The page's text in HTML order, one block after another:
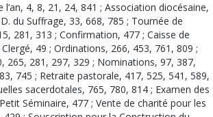
4, 8, 21, 24, 841 ; Association diocé­saine,
du Suffrage, 33, 668, 785 ; Tour­née de
281, 313 ; Confirmation, 477 ; Caisse de
49 ; Ordinations, 266, 453, 761, 809 ;
265, 281, 297, 329 ; Nominations, 97, 387,
745 ; Retraite pastorale, 417, 525, 541, 589,
sacerdotales, 765, 780, 814 ; Examen des
Séminaire, 477 ; Vente de charité pour les